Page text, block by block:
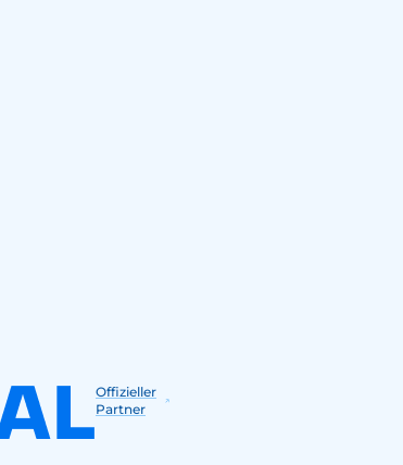
Offizieller
Partner